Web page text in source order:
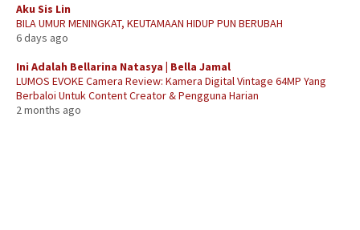
Aku Sis Lin
BILA UMUR MENINGKAT, KEUTAMAAN HIDUP PUN BERUBAH
6 days ago
Ini Adalah Bellarina Natasya | Bella Jamal
LUMOS EVOKE Camera Review: Kamera Digital Vintage 64MP Yang
Berbaloi Untuk Content Creator & Pengguna Harian
2 months ago